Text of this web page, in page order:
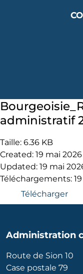
administratif
Taille: 6.36 KB
Created: 19 mai 2026
Updated: 19 mai
Téléchargements: 19
Télécharger
Administration
Route de Sion 10
Case postale 79